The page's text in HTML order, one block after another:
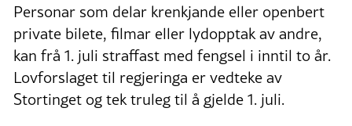
Personar som delar krenkjande eller openbert
private bilete, filmar eller lydopptak av andre,
kan frå 1. juli straffast med fengsel i inntil to år.
Lovforslaget til regjeringa er vedteke av
Stortinget og tek truleg til å gjelde 1. juli.